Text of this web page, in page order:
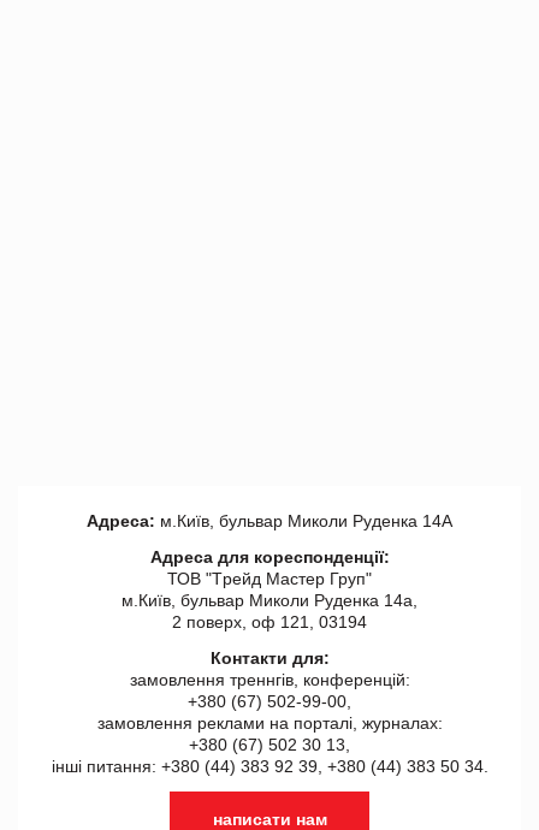
Адреса: м.Київ, бульвар Миколи Руденка 14А
Адреса для кореспонденції:
ТОВ "Tрейд Мастер Груп"
м.Київ, бульвар Миколи Руденка 14а,
2 поверх, оф 121, 03194
Контакти для:
замовлення треннгів, конференцій:
+380 (67) 502-99-00,
замовлення реклами на порталі, журналах:
+380 (67) 502 30 13,
інші питання: +380 (44) 383 92 39, +380 (44) 383 50 34.
написати нам